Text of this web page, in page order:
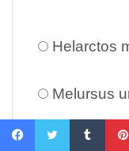
Helarctos
Melursus
Ursus